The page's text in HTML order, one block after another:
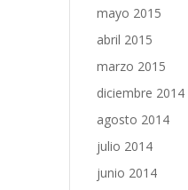
mayo 2015
abril 2015
marzo 2015
diciembre 2014
agosto 2014
julio 2014
junio 2014